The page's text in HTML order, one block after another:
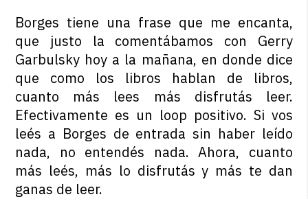
Borges tiene una frase que me encanta,
que justo la comentábamos con Gerry
Garbulsky hoy a la mañana, en donde dice
que como los libros hablan de libros,
cuanto más lees más disfrutás leer.
Efectivamente es un loop positivo. Si vos
leés a Borges de entrada sin haber leído
nada, no entendés nada. Ahora, cuanto
más leés, más lo disfrutás y más te dan
ganas de leer.